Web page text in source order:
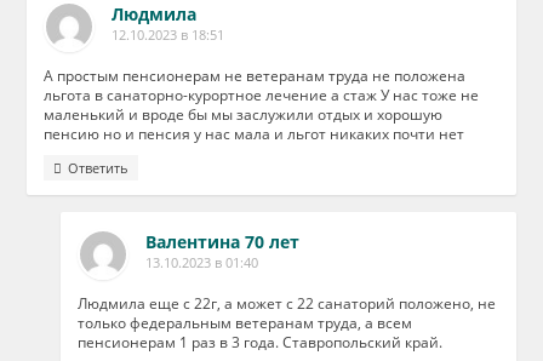
Людмила
12.10.2023 в 18:51
А простым пенсионерам не ветеранам труда не положена
льгота в санаторно-курортное лечение а стаж У нас тоже не
маленький и вроде бы мы заслужили отдых и хорошую
пенсию но и пенсия у нас мала и льгот никаких почти нет
Ответить
Валентина 70 лет
13.10.2023 в 01:40
Людмила еще с 22г, а может с 22 санаторий положено, не
только федеральным ветеранам труда, а всем
пенсионерам 1 раз в 3 года. Ставропольский край.